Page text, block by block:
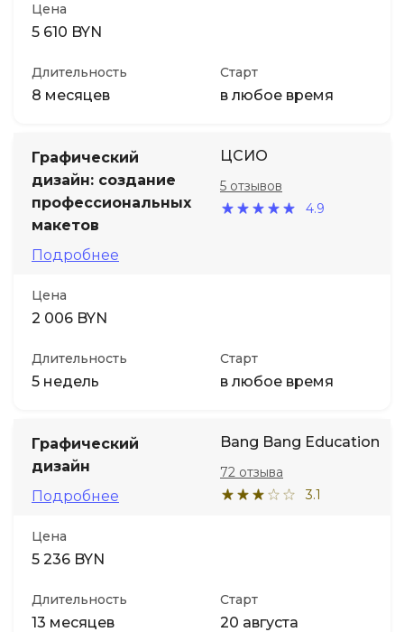
Цена
5 610 BYN
Длительность
8 месяцев
Старт
в любое время
Графический
дизайн: создание
профессиональных
макетов
Подробнее
ЦСИО
4.9
5 отзывов
Цена
2 006 BYN
Длительность
5 недель
Старт
в любое время
Графический
дизайн
Подробнее
Bang Bang Education
3.1
72 отзыва
Цена
5 236 BYN
Длительность
13 месяцев
Старт
20 августа